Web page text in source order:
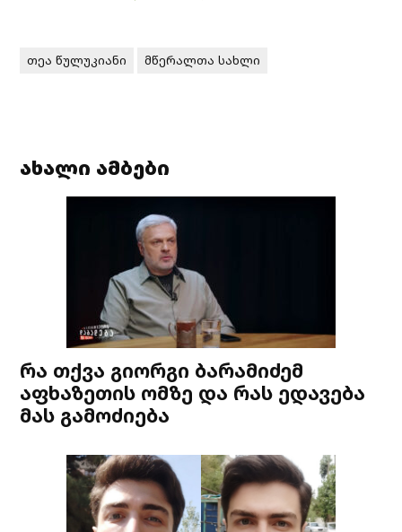
თეა წულუკიანი მწერალთა სახლი
ახალი ამბები
რა თქვა გიორგი ბარამიძემ
აფხაზეთის ომზე და რას ედავება
მას გამოძიება